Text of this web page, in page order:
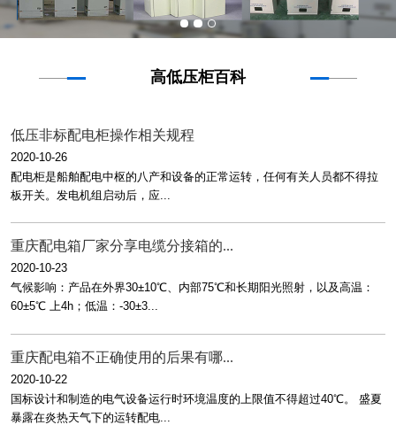
高低压柜百科
低压非标配电柜操作相关规程
2020-10-26
配电柜是船舶配电中枢的八产和设备的正常运转，任何有关人员都不得拉
板开关。发电机组启动后，应...
重庆配电箱厂家分享电缆分接箱的...
2020-10-23
气候影响：产品在外界30±10℃、内部75℃和长期阳光照射，以及高温：
60±5℃ 上4h；低温：-30±3...
重庆配电箱不正确使用的后果有哪...
2020-10-22
国标设计和制造的电气设备运行时环境温度的上限值不得超过40℃。 盛夏
暴露在炎热天气下的运转配电...